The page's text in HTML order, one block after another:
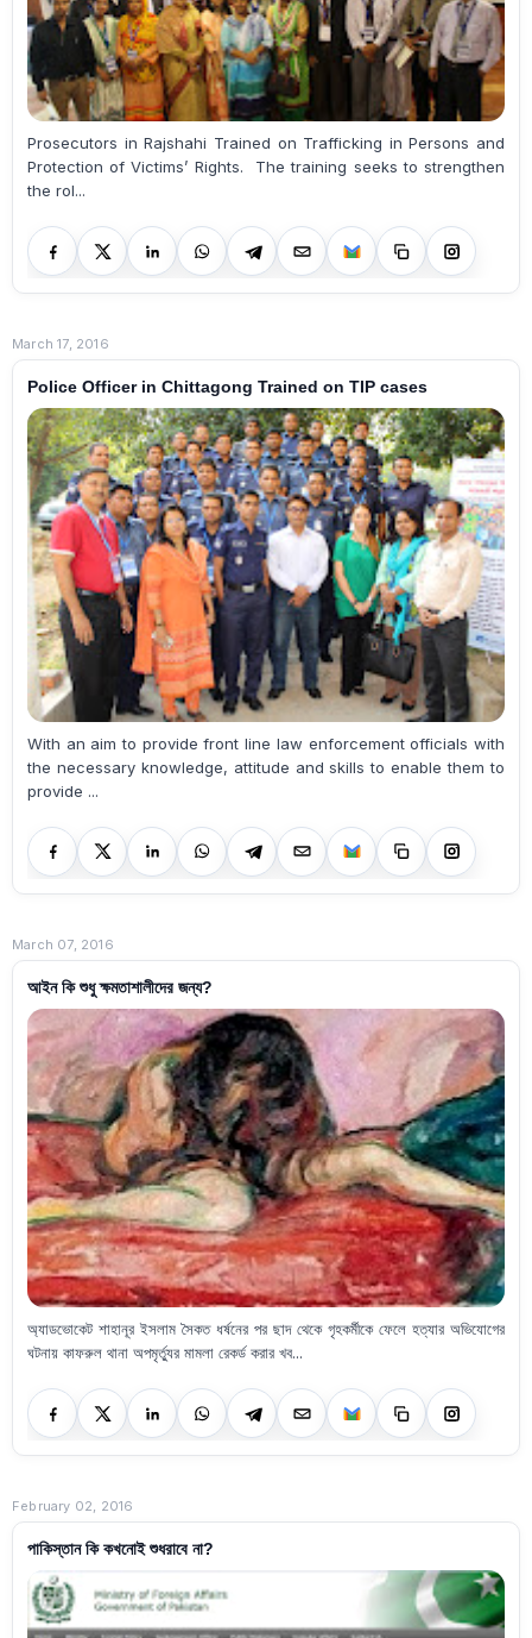
Prosecutors in Rajshahi Trained on Trafficking in Persons and
Protection of Victims’ Rights. The training seeks to strengthen
the rol...
March 17, 2016
Police Officer in Chittagong Trained on TIP cases
With an aim to provide front line law enforcement officials with
the necessary knowledge, attitude and skills to enable them to
provide ...
March 07, 2016
আইন কি শুধু ক্ষমতাশালীদের জন্য?
অ্যাডভোকেট শাহানূর ইসলাম সৈকত ধর্ষনের পর ছাদ থেকে গৃহকর্মীকে ফেলে হত্যার অভিযোগের
ঘটনায় কাফরুল থানা অপমৃর্ত্যুর মামলা রেকর্ড করার খব...
February 02, 2016
পাকিস্তান কি কখনোই শুধরাবে না?